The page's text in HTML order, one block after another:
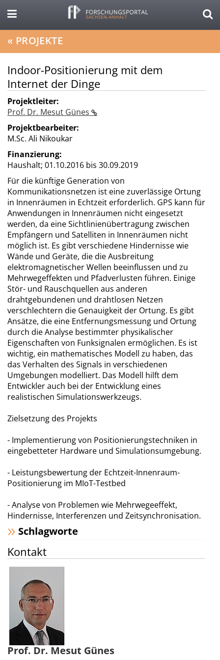
« PROJEKTE
Indoor-Positionierung mit dem
Internet der Dinge
Projektleiter:
Prof. Dr. Mesut Günes
Projektbearbeiter:
M.Sc. Ali Nikoukar
Finanzierung:
Haushalt; 01.10.2016 bis 30.09.2019
Für die künftige Generation von
Kommunikationsnetzen ist eine zuverlässige Ortung
in Innenräumen in Echtzeit erforderlich. GPS kann für
Anwendungen in Innenräumen nicht eingesetzt
werden, da eine Sichtlinienübertragung zwischen
Empfängern und Satelliten in Innenräumen nicht
möglich ist. Es gibt verschiedene Hindernisse wie
Wände und Geräte, die die Ausbreitung
elektromagnetischer Wellen beeinflussen und zu
Mehrwegeffekten und Pfadverlusten führen. Einige
Stör- und Rauschquellen aus anderen
drahtgebundenen und drahtlosen Netzen
verschlechtern die Genauigkeit der Ortung. Es gibt
Ansätze, die eine Entfernungsmessung und Ortung
durch die Analyse bestimmter physikalischer
Eigenschaften von Funksignalen ermöglichen. Es ist
wichtig, ein mathematisches Modell zu haben, das
das Verhalten des Signals in verschiedenen
Umgebungen modelliert. Das Modell hilft dem
Entwickler auch bei der Entwicklung eines
realistischen Simulationswerkzeugs.
Zielsetzung des Projekts
- Implementierung von Positionierungstechniken in
eingebetteter Hardware und Simulationsumgebung.
- Leistungsbewertung der Echtzeit-Innenraum-
Positionierung im MIoT-Testbed
- Analyse von Problemen wie Mehrwegeeffekt,
Hindernisse, Interferenzen und Zeitsynchronisation.
Schlagworte
Kontakt
Prof. Dr. Mesut Günes